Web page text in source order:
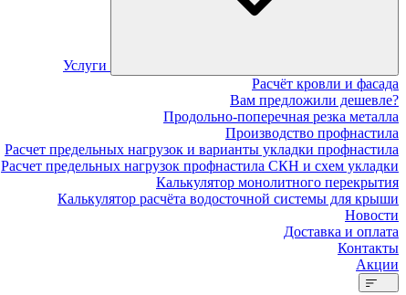
Услуги
Расчёт кровли и фасада
Вам предложили дешевле?
Продольно-поперечная резка металла
Производство профнастила
Расчет предельных нагрузок и варианты укладки профнастила
Расчет предельных нагрузок профнастила СКН и схем укладки
Калькулятор монолитного перекрытия
Калькулятор расчёта водосточной системы для крыши
Новости
Доставка и оплата
Контакты
Акции